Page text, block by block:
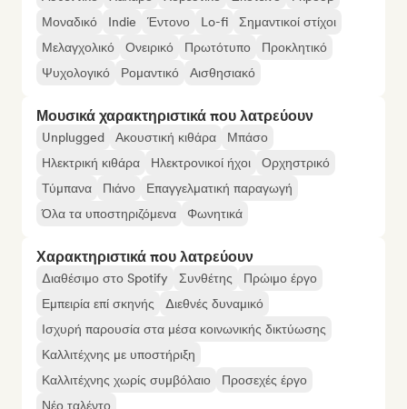
Μοναδικό
Indie Έντονο Lo-fi
Σημαντικοί στίχοι
Μελαγχολικό
Ονειρικό Πρωτότυπο
Προκλητικό
Ψυχολογικό
Ρομαντικό Αισθησιακό
Μουσικά χαρακτηριστικά που λατρεύουν
Unplugged Ακουστική κιθάρα
Μπάσο
Ηλεκτρική κιθάρα
Ηλεκτρονικοί ήχοι
Ορχηστρικό
Τύμπανα
Πιάνο
Επαγγελματική παραγωγή
Όλα τα υποστηριζόμενα
Φωνητικά
Χαρακτηριστικά που λατρεύουν
Διαθέσιμο στο Spotify Συνθέτης
Πρώιμο έργο
Εμπειρία επί σκηνής
Διεθνές δυναμικό
Ισχυρή παρουσία στα μέσα κοινωνικής δικτύωσης
Καλλιτέχνης με υποστήριξη
Καλλιτέχνης χωρίς συμβόλαιο
Προσεχές έργο
Νέο ταλέντο